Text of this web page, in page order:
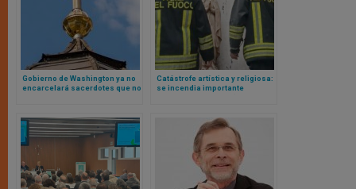
Gobierno de Washington ya no
encarcelará sacerdotes que no
Catástrofe artística y religiosa:
se incendia importante